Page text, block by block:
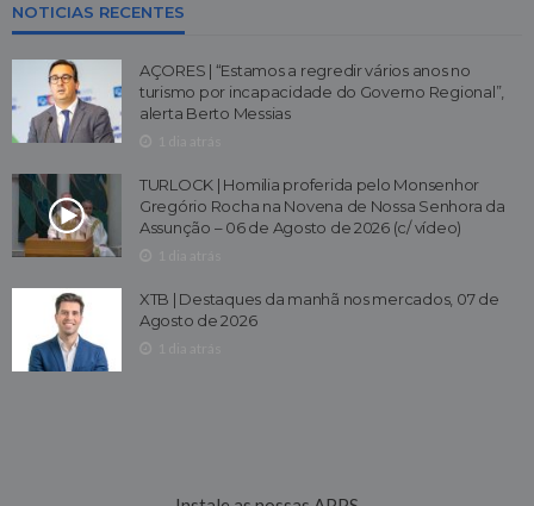
NOTICIAS RECENTES
AÇORES | “Estamos a regredir vários anos no
turismo por incapacidade do Governo Regional”,
alerta Berto Messias
TURLOCK | Homilia proferida pelo Monsenhor
Gregório Rocha na Novena de Nossa Senhora da
Assunção – 06 de Agosto de 2026 (c/ vídeo)
XTB | Destaques da manhã nos mercados, 07 de
Agosto de 2026